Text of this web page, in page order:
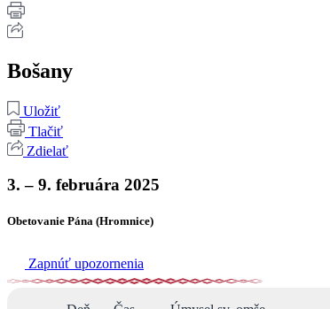
Bošany
Uložiť
Tlačiť
Zdielať
3. – 9. februára 2025
Obetovanie Pána (Hromnice)
Zapnúť upozornenia